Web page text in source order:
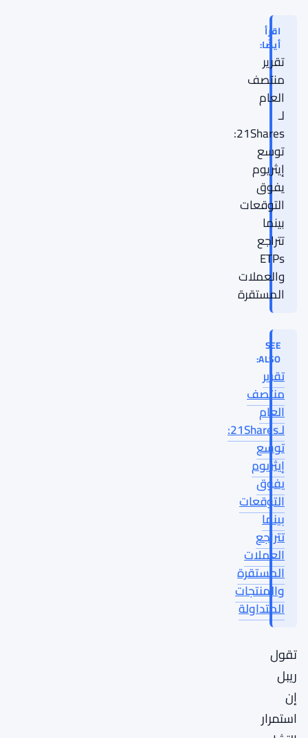
اقرأ
أيضًا:
تقرير
منتصف
العام
لـ
21Shares:
توسع
إيثريوم
يفوق
التوقعات
بينما
تتراجع
ETPs
والعملات
المستقرة
SEE
ALSO:
تقرير
منتصف
العام
لـ21Shares:
توسع
إيثريوم
يفوق
التوقعات
بينما
تتراجع
العملات
المستقرة
والمنتجات
المتداولة
تقول
ريبل
إن
استمرار